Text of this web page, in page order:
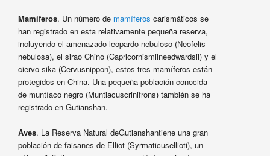
Mamíferos. Un número de mamíferos carismáticos se
han registrado en esta relativamente pequeña reserva,
incluyendo el amenazado leopardo nebuloso (Neofelis
nebulosa), el sirao Chino (Capricornismilneedwardsii) y el
ciervo sika (Cervusnippon), estos tres mamíferos están
protegidos en China. Una pequeña población conocida
de muntíaco negro (Muntiacuscrinifrons) también se ha
registrado en Gutianshan.
Aves. La Reserva Natural deGutianshantiene una gran
población de faisanes de Elliot (Syrmaticusellioti), un